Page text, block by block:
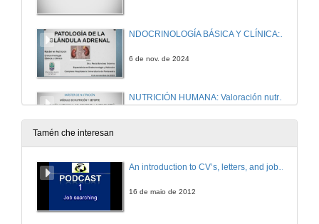
6 de nov. de 2024
NUTRICIÓN HUMANA: Valoración nutricional del deportista y antropometría
7 de nov. de 2024
Tamén che interesan
An introduction to CV’s, letters, and job searching
16 de maio de 2012